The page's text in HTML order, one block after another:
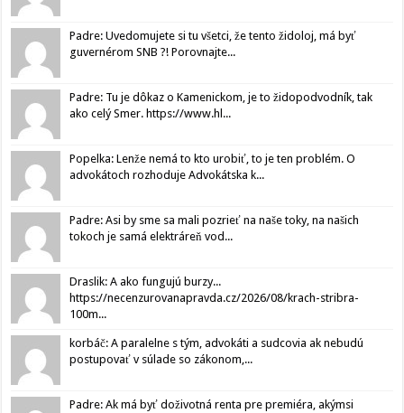
Padre: Uvedomujete si tu všetci, že tento židoloj, má byť
guvernérom SNB ?! Porovnajte...
Padre: Tu je dôkaz o Kamenickom, je to židopodvodník, tak
ako celý Smer. https://www.hl...
Popelka: Lenže nemá to kto urobiť, to je ten problém. O
advokátoch rozhoduje Advokátska k...
Padre: Asi by sme sa mali pozrieť na naše toky, na našich
tokoch je samá elektráreň vod...
Draslik: A ako fungujú burzy...
https://necenzurovanapravda.cz/2026/08/krach-stribra-
100m...
korbáč: A paralelne s tým, advokáti a sudcovia ak nebudú
postupovať v súlade so zákonom,...
Padre: Ak má byť doživotná renta pre premiéra, akýmsi